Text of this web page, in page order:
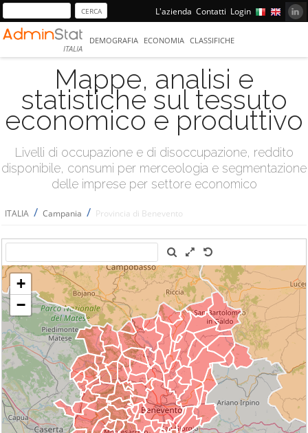
L'azienda Contatti Login
ITALIA
DEMOGRAFIA ECONOMIA CLASSIFICHE
Mappe, analisi e
statistiche sul tessuto
economico e produttivo
Livelli di occupazione e di disoccupazione, reddito
disponibile, consumi per merceologia e segmentazione
delle imprese per settore economico
ITALIA / Campania / Provincia di Benevento